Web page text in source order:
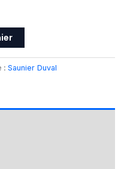
: Saunier Duval